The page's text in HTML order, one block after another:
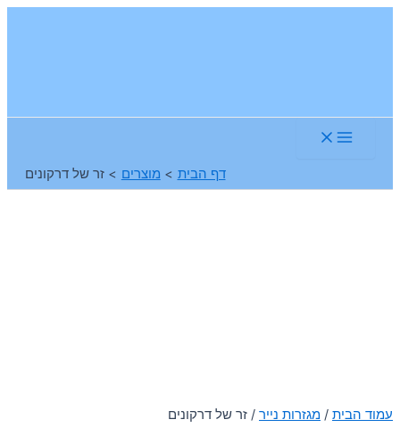
Main
Menu
דף הבית
מוצרים זר של דרקונים
עמוד הבית / מגזרות נייר / זר של דרקונים